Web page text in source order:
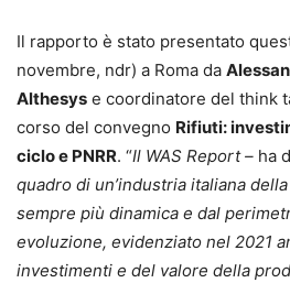
Il rapporto è stato presentato
novembre, ndr) a Roma da
Althesys e coordinatore del think
corso del convegno Rifiuti:
ciclo e PNRR. “Il WAS Report – ha
quadro di un’industria italiana
sempre più dinamica e dal
evoluzione, evidenziato nel 2021
investimenti e del valore della